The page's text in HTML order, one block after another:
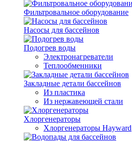
Фильтровальное оборудование
Насосы для бассейнов
Подогрев воды
Электронагреватели
Теплообменники
Закладные детали бассейнов
Из пластика
Из нержавеющей стали
Хлоргенераторы
Хлоргенераторы Hayward